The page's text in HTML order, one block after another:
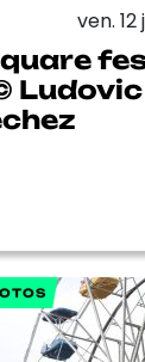
ven. 12
Ludovic